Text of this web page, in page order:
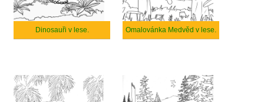
Dinosauři v lese. Omalovánka Medvěd v lese.